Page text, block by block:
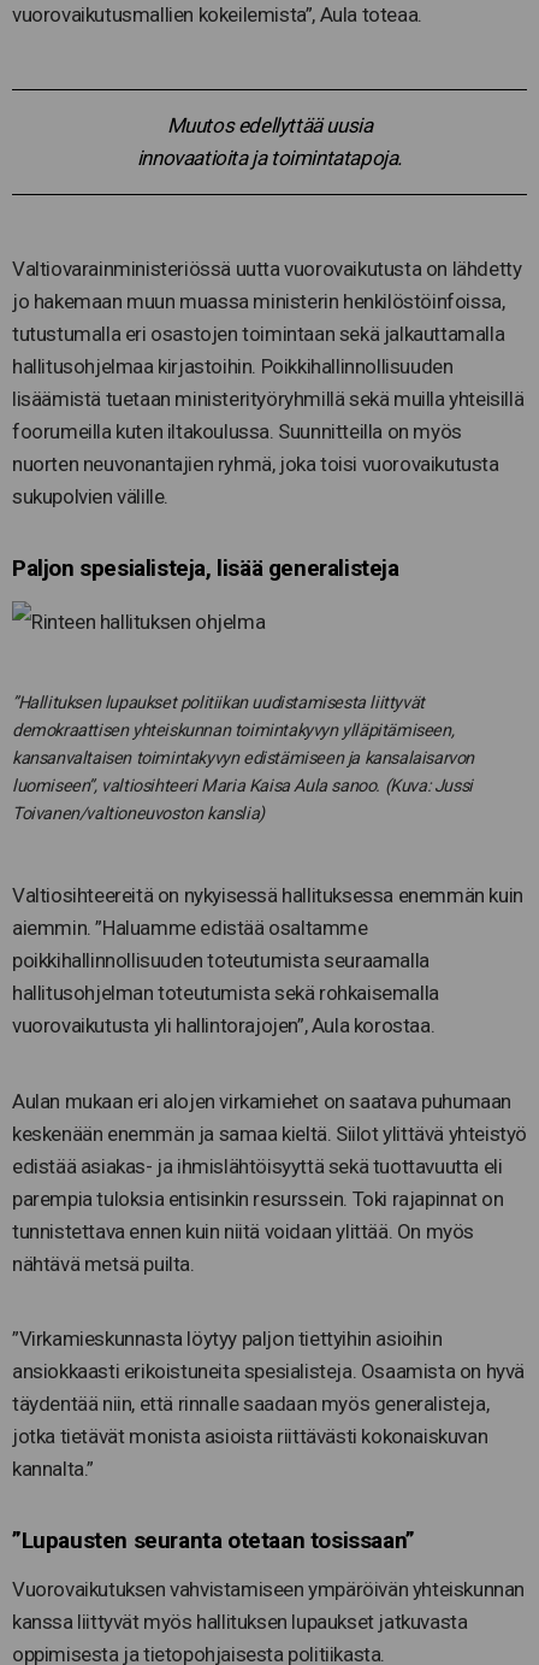
vuorovaikutusmallien kokeilemista”, Aula toteaa.
Muutos edellyttää uusia
innovaatioita ja toimintatapoja.
Valtiovarainministeriössä uutta vuorovaikutusta on lähdetty
jo hakemaan muun muassa ministerin henkilöstöinfoissa,
tutustumalla eri osastojen toimintaan sekä jalkauttamalla
hallitusohjelmaa kirjastoihin. Poikkihallinnollisuuden
lisäämistä tuetaan ministerityöryhmillä sekä muilla yhteisillä
foorumeilla kuten iltakoulussa. Suunnitteilla on myös
nuorten neuvonantajien ryhmä, joka toisi vuorovaikutusta
sukupolvien välille.
Paljon spesialisteja, lisää generalisteja
”Hallituksen lupaukset politiikan uudistamisesta liittyvät
demokraattisen yhteiskunnan toimintakyvyn ylläpitämiseen,
kansanvaltaisen toimintakyvyn edistämiseen ja kansalaisarvon
luomiseen”, valtiosihteeri Maria Kaisa Aula sanoo. (Kuva: Jussi
Toivanen/valtioneuvoston kanslia)
Valtiosihteereitä on nykyisessä hallituksessa enemmän kuin
aiemmin. ”Haluamme edistää osaltamme
poikkihallinnollisuuden toteutumista seuraamalla
hallitusohjelman toteutumista sekä rohkaisemalla
vuorovaikutusta yli hallintorajojen”, Aula korostaa.
Aulan mukaan eri alojen virkamiehet on saatava puhumaan
keskenään enemmän ja samaa kieltä. Siilot ylittävä yhteistyö
edistää asiakas- ja ihmislähtöisyyttä sekä tuottavuutta eli
parempia tuloksia entisinkin resurssein. Toki rajapinnat on
tunnistettava ennen kuin niitä voidaan ylittää. On myös
nähtävä metsä puilta.
”Virkamieskunnasta löytyy paljon tiettyihin asioihin
ansiokkaasti erikoistuneita spesialisteja. Osaamista on hyvä
täydentää niin, että rinnalle saadaan myös generalisteja,
jotka tietävät monista asioista riittävästi kokonaiskuvan
kannalta.”
”Lupausten seuranta otetaan tosissaan”
Vuorovaikutuksen vahvistamiseen ympäröivän yhteiskunnan
kanssa liittyvät myös hallituksen lupaukset jatkuvasta
oppimisesta ja tietopohjaisesta politiikasta.